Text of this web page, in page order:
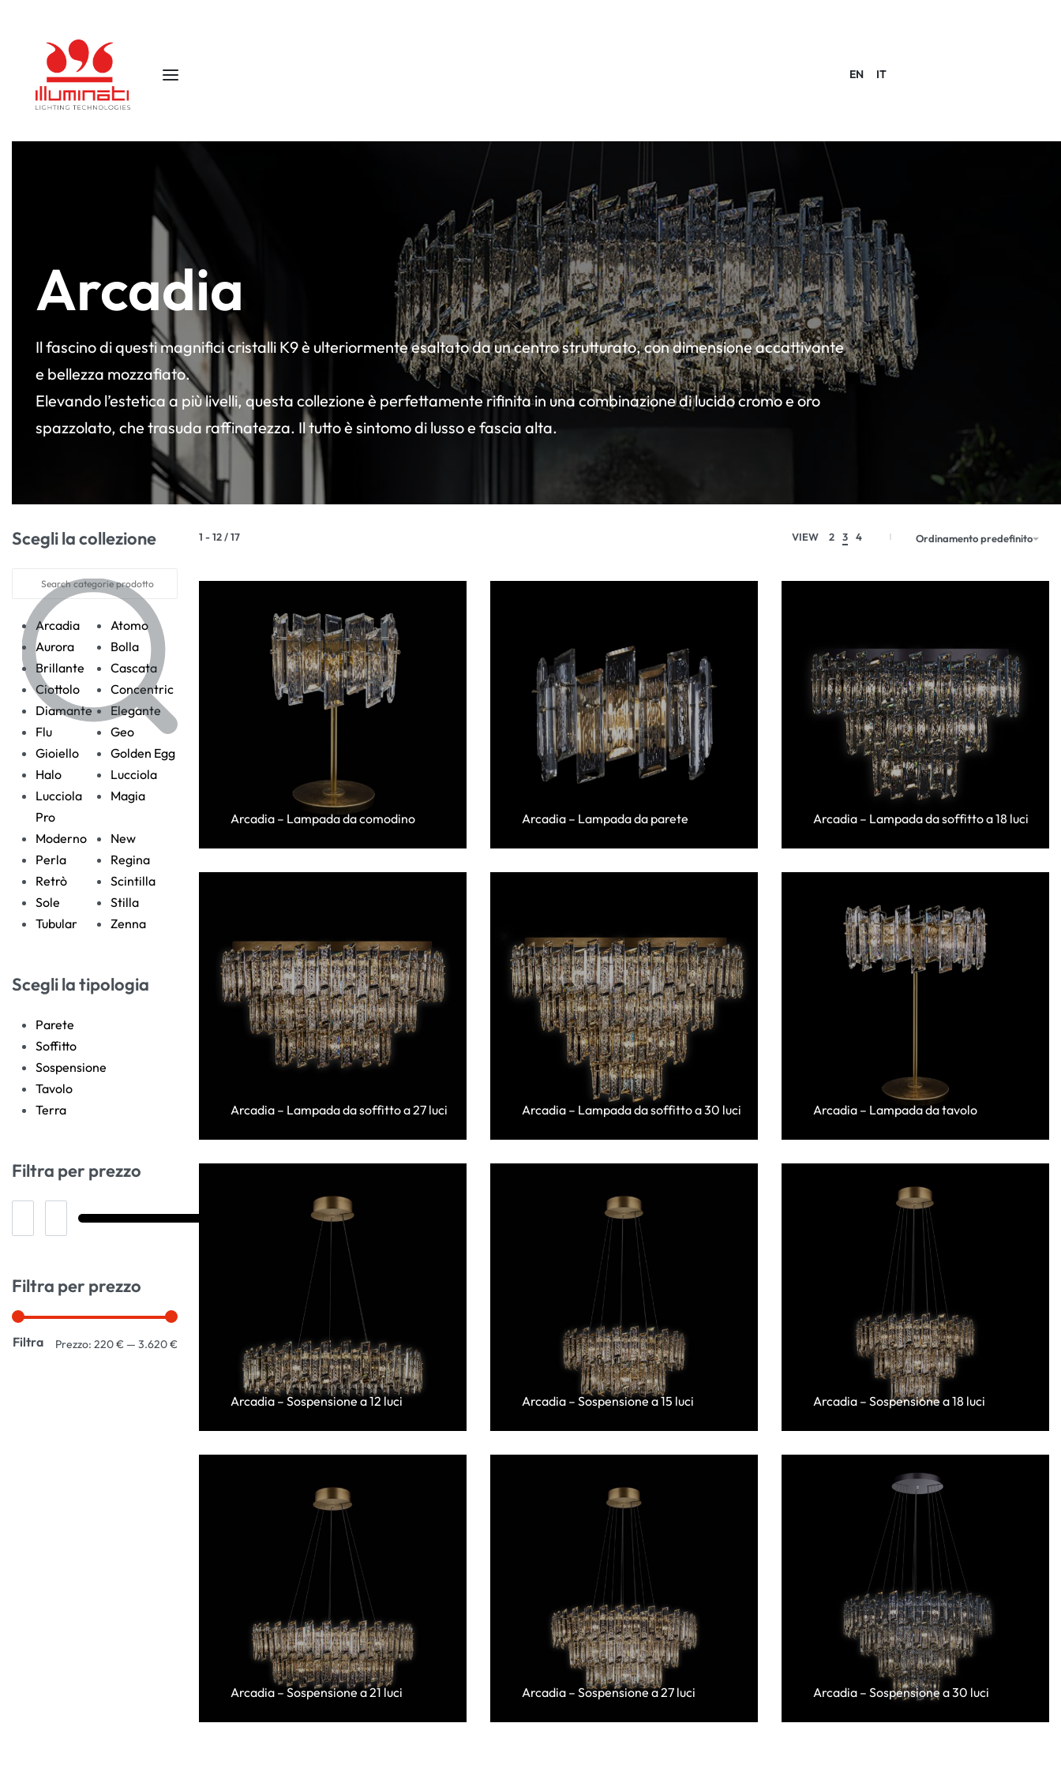
EN IT
Arcadia
Il fascino di questi magnifici cristalli K9 è ulteriormente esaltato da un centro strutturato, con dimensione accattivante
e bellezza mozzafiato.
Elevando l’estetica a più livelli, questa collezione è perfettamente rifinita in una combinazione di lucido cromo e oro
spazzolato, che trasuda raffinatezza. Il tutto è sintomo di lusso e fascia alta.
Scegli la collezione
Arcadia
Atomo
Aurora
Bolla
Brillante
Cascata
Ciottolo
Concentric
Diamante
Elegante
Flu
Geo
Gioiello
Golden Egg
Halo
Lucciola
Lucciola
Pro
Magia
Moderno
New
Perla
Regina
Retrò
Scintilla
Sole
Stilla
Tubular
Zenna
Scegli la tipologia
Parete
Soffitto
Sospensione
Tavolo
Terra
Filtra per prezzo
Filtra per prezzo
Filtra Prezzo:220 € —3.620 €
1 -12/17 VIEW 2 3 4 Ordinamento predefinito
Arcadia – Lampada da comodino Arcadia – Lampada da parete Arcadia – Lampada da soffitto a 18 luci
Arcadia – Lampada da soffitto a 27 luci Arcadia – Lampada da soffitto a 30 luci Arcadia – Lampada da tavolo
Arcadia – Sospensione a 12 luci Arcadia – Sospensione a 15 luci Arcadia – Sospensione a 18 luci
Arcadia – Sospensione a 21 luci Arcadia – Sospensione a 27 luci Arcadia – Sospensione a 30 luci